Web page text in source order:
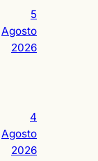
5
Agosto
2026
4
Agosto
2026